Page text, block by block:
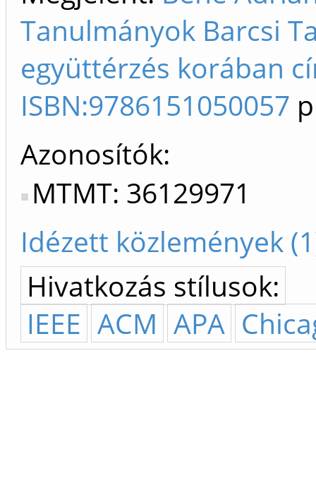
Tanulmányok Barcsi
együttérzés korában
ISBN:9786151050057
Azonosítók
MTMT: 36129971
Idézett közlemények
Hivatkozás stílusok:
IEEE ACM APA